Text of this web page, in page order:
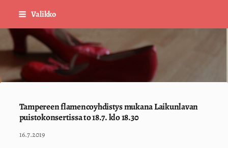
Siirry
sisältöön
Valikko
Sivuston etusivulle
Tampereen flamencoyhdistys mukana Laikunlavan
puistokonsertissa to 18.7. klo 18.30
16.7.2019